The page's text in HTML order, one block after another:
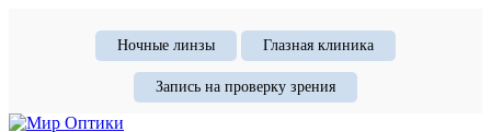
Ночные линзы Глазная клиника
Запись на проверку зрения